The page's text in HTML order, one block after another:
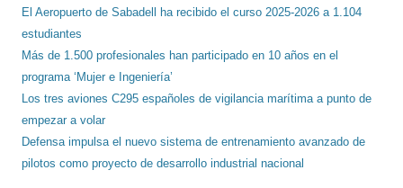
El Aeropuerto de Sabadell ha recibido el curso 2025-2026 a 1.104
estudiantes
Más de 1.500 profesionales han participado en 10 años en el
programa ‘Mujer e Ingeniería’
Los tres aviones C295 españoles de vigilancia marítima a punto de
empezar a volar
Defensa impulsa el nuevo sistema de entrenamiento avanzado de
pilotos como proyecto de desarrollo industrial nacional